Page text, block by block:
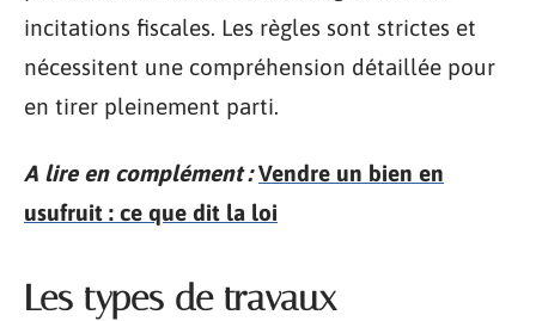
incitations fiscales. Les règles sont strictes et
nécessitent une compréhension détaillée pour
en tirer pleinement parti.
A lire en complément : Vendre un bien en
usufruit : ce que dit la loi
Les types de travaux